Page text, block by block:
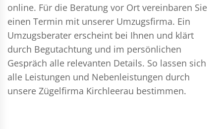
online. Für die Beratung vor Ort vereinbaren Sie
einen Termin mit unserer Umzugsfirma. Ein
Umzugsberater erscheint bei Ihnen und klärt
durch Begutachtung und im persönlichen
Gespräch alle relevanten Details. So lassen sich
alle Leistungen und Nebenleistungen durch
unsere Zügelfirma Kirchleerau bestimmen.